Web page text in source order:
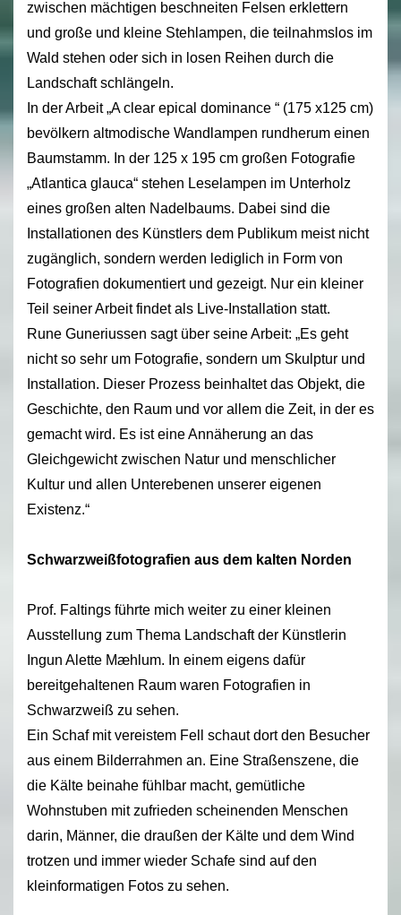
zwischen mächtigen beschneiten Felsen erklettern
und große und kleine Stehlampen, die teilnahmslos im
Wald stehen oder sich in losen Reihen durch die
Landschaft schlängeln.
In der Arbeit „A clear epical dominance “ (175 x125 cm)
bevölkern altmodische Wandlampen rundherum einen
Baumstamm. In der 125 x 195 cm großen Fotografie
„Atlantica glauca“ stehen Leselampen im Unterholz
eines großen alten Nadelbaums. Dabei sind die
Installationen des Künstlers dem Publikum meist nicht
zugänglich, sondern werden lediglich in Form von
Fotografien dokumentiert und gezeigt. Nur ein kleiner
Teil seiner Arbeit findet als Live-Installation statt.
Rune Guneriussen sagt über seine Arbeit: „Es geht
nicht so sehr um Fotografie, sondern um Skulptur und
Installation. Dieser Prozess beinhaltet das Objekt, die
Geschichte, den Raum und vor allem die Zeit, in der es
gemacht wird. Es ist eine Annäherung an das
Gleichgewicht zwischen Natur und menschlicher
Kultur und allen Unterebenen unserer eigenen
Existenz.“
Schwarzweißfotografien aus dem kalten Norden
Prof. Faltings führte mich weiter zu einer kleinen
Ausstellung zum Thema Landschaft der Künstlerin
Ingun Alette Mæhlum. In einem eigens dafür
bereitgehaltenen Raum waren Fotografien in
Schwarzweiß zu sehen.
Ein Schaf mit vereistem Fell schaut dort den Besucher
aus einem Bilderrahmen an. Eine Straßenszene, die
die Kälte beinahe fühlbar macht, gemütliche
Wohnstuben mit zufrieden scheinenden Menschen
darin, Männer, die draußen der Kälte und dem Wind
trotzen und immer wieder Schafe sind auf den
kleinformatigen Fotos zu sehen.